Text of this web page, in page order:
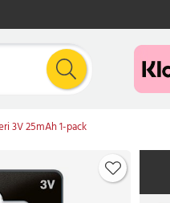
3V 25mAh 1-pack